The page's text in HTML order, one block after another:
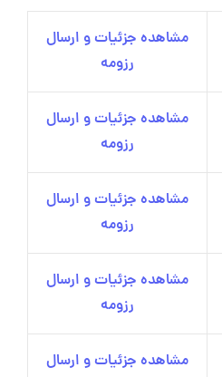
مشاهده جزئیات و ارسال
رزومه
مشاهده جزئیات و ارسال
رزومه
مشاهده جزئیات و ارسال
رزومه
مشاهده جزئیات و ارسال
رزومه
مشاهده جزئیات و ارسال